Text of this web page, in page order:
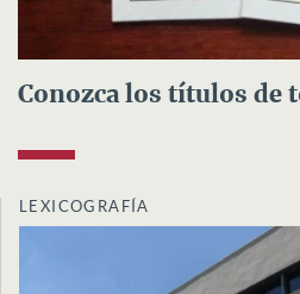
Conozca los títulos de
LEXICOGRAFÍA